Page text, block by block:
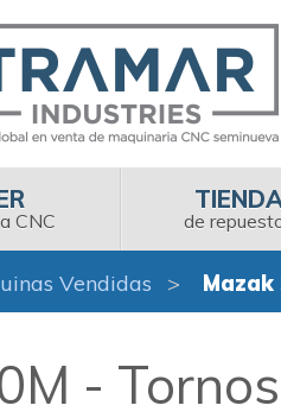
CNC de
Vendidas Mazak
-